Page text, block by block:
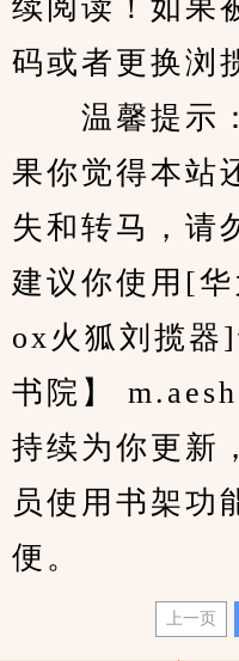
续阅读！如果
码或者更换浏
温馨提示：
果你觉得本站
失和转马，请
建议你使用[
ox火狐刘揽器
书院】
持续为你更新
员使用书架功
便。
上一页